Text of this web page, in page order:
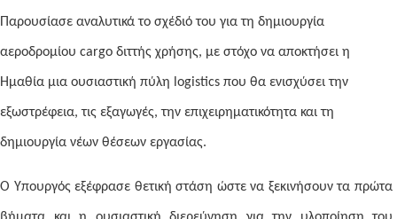
Παρουσίασε αναλυτικά το σχέδιό του για τη δημιουργία
αεροδρομίου cargo διττής χρήσης, με στόχο να αποκτήσει η
Ημαθία μια ουσιαστική πύλη logistics που θα ενισχύσει την
εξωστρέφεια, τις εξαγωγές, την επιχειρηματικότητα και τη
δημιουργία νέων θέσεων εργασίας.
Ο Υπουργός εξέφρασε θετική στάση ώστε να ξεκινήσουν τα πρώτα